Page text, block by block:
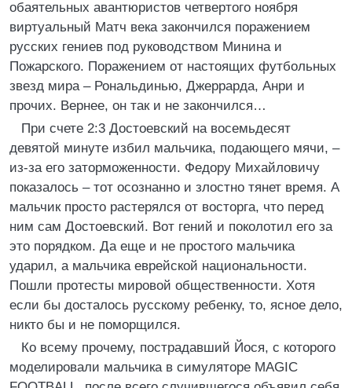
обаятельных авантюристов четвертого ноября
виртуальный Матч века закончился поражением
русских гениев под руководством Минина и
Пожарского. Поражением от настоящих футбольных
звезд мира – Рональдинью, Джеррарда, Анри и
прочих. Вернее, он так и не закончился…
При счете 2:3 Достоевский на восемьдесят
девятой минуте избил мальчика, подающего мячи, –
из-за его заторможенности. Федору Михайловичу
показалось – тот осознанно и злостно тянет время. А
мальчик просто растерялся от восторга, что перед
ним сам Достоевский. Вот гений и поколотил его за
это порядком. Да еще и не простого мальчика
ударил, а мальчика еврейской национальности.
Пошли протесты мировой общественности. Хотя
если бы досталось русскому ребенку, то, ясное дело,
никто бы и не поморщился.
Ко всему прочему, пострадавший Йося, с которого
моделировали мальчика в симуляторе MAGIC